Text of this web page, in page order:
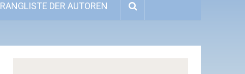
RANGLISTE DER AUTOREN